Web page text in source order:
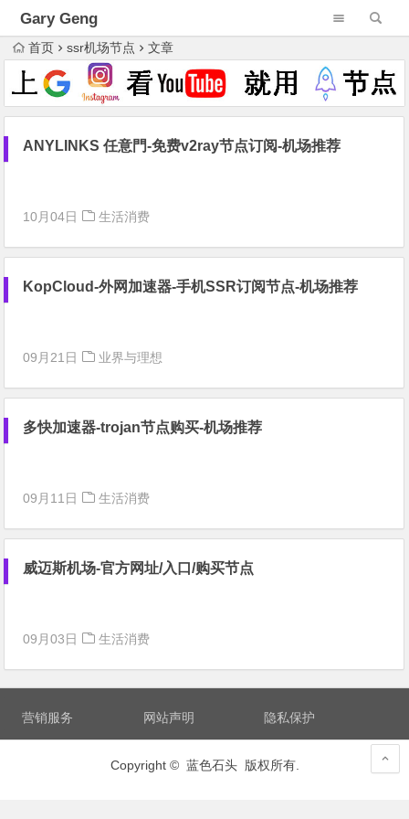
Gary Geng
首页 ssr机场节点 文章
ANYLINKS 任意門-免费v2ray节点订阅-机场推荐
10月04日 生活消费
KopCloud-外网加速器-手机SSR订阅节点-机场推荐
09月21日 业界与理想
多快加速器-trojan节点购买-机场推荐
09月11日 生活消费
威迈斯机场-官方网址/入口/购买节点
09月03日 生活消费
营销服务 网站声明 隐私保护
Copyright © 蓝色石头 版权所有.